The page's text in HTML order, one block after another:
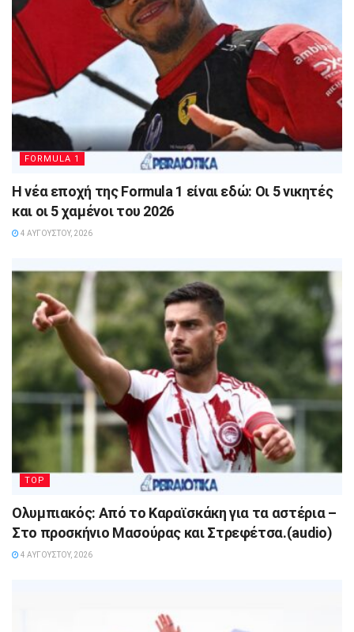
FORMULA 1
Η νέα εποχή της Formula 1 είναι εδώ: Οι 5 νικητές
και οι 5 χαμένοι του 2026
4 ΑΥΓΟΎΣΤΟΥ, 2026
TOP
Ολυμπιακός: Από το Καραϊσκάκη για τα αστέρια –
Στο προσκήνιο Μασούρας και Στρεφέτσα.(audio)
4 ΑΥΓΟΎΣΤΟΥ, 2026